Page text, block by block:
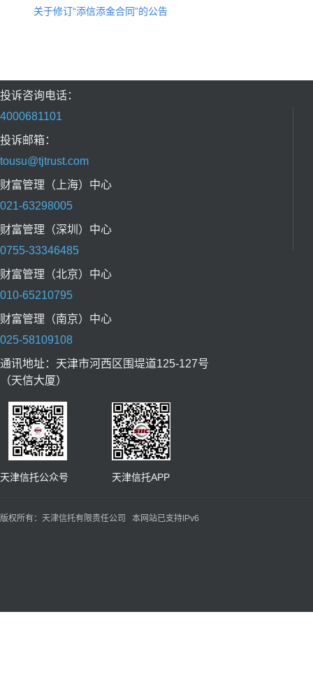
关于修订“添信添金合同”的公告
投诉咨询电话：
4000681101
投诉邮箱：
tousu@tjtrust.com
财富管理（上海）中心
021-63298005
财富管理（深圳）中心
0755-33346485
财富管理（北京）中心
010-65210795
财富管理（南京）中心
025-58109108
通讯地址：天津市河西区围堤道125-127号
（天信大厦）
天津信托公众号 天津信托APP
版权所有：天津信托有限责任公司 本网站已支持IPv6